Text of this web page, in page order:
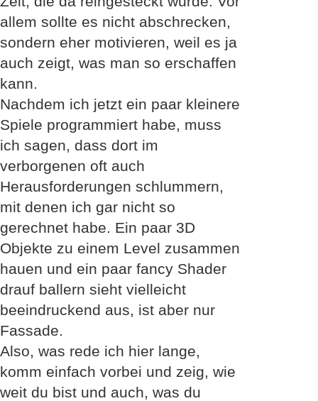
allem sollte es nicht abschrecken,
sondern eher motivieren, weil es ja
auch zeigt, was man so erschaffen
kann.
Nachdem ich jetzt ein paar kleinere
Spiele programmiert habe, muss
ich sagen, dass dort im
verborgenen oft auch
Herausforderungen schlummern,
mit denen ich gar nicht so
gerechnet habe. Ein paar 3D
Objekte zu einem Level zusammen
hauen und ein paar fancy Shader
drauf ballern sieht vielleicht
beeindruckend aus, ist aber nur
Fassade.
Also, was rede ich hier lange,
komm einfach vorbei und zeig, wie
weit du bist und auch, was du